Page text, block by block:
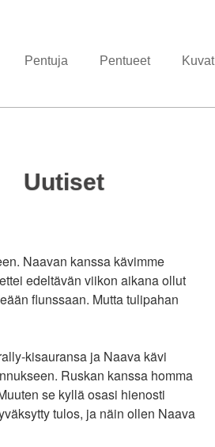
Pentuja Pentueet Kuvat
Uutiset
Naavan kanssa kävimme
edeltävän viikon aikana ollut
flunssaan. Mutta tulipahan
kisauransa ja Naava kävi
Ruskan kanssa homma
se kyllä osasi hienosti
tulos, ja näin ollen Naava